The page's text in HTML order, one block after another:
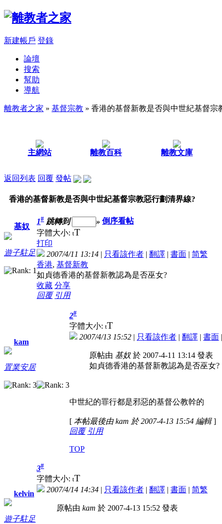
新建帳戶 登錄
論壇
搜索
幫助
導航
離教者之家 » 基督宗教 » 香港的基督新教是否與中世紀基督宗
主網站 離教百科 離教文庫
返回列表 回覆 發帖
香港的基督新教是否與中世紀基督宗教惡行劃清界線?
基奴
遊子駐足
1# 跳轉到 » 倒序看帖
字體大小: tT
打印
2007/4/11 13:14 | 只看該作者 | 翻譯 | 書面 | 简繁
香港, 基督新教
如貞德香港的基督新教認為是否巫女?
收藏 分享
回覆 引用
kam
置業安居
2#
字體大小: tT
2007/4/13 15:52 | 只看該作者 | 翻譯 | 書面
原帖由 基奴於 2007-4-11 13:14 發表
如貞德香港的基督新教認為是否巫女?
中世紀的罪行都是邪惡的基督公教幹的
[ 本帖最後由 kam 於 2007-4-13 15:54 編輯]
回覆 引用
TOP
kelvin
遊子駐足
3#
字體大小: tT
2007/4/14 14:34 | 只看該作者 | 翻譯 | 書面 | 简繁
原帖由 kam 於 2007-4-13 15:52 發表